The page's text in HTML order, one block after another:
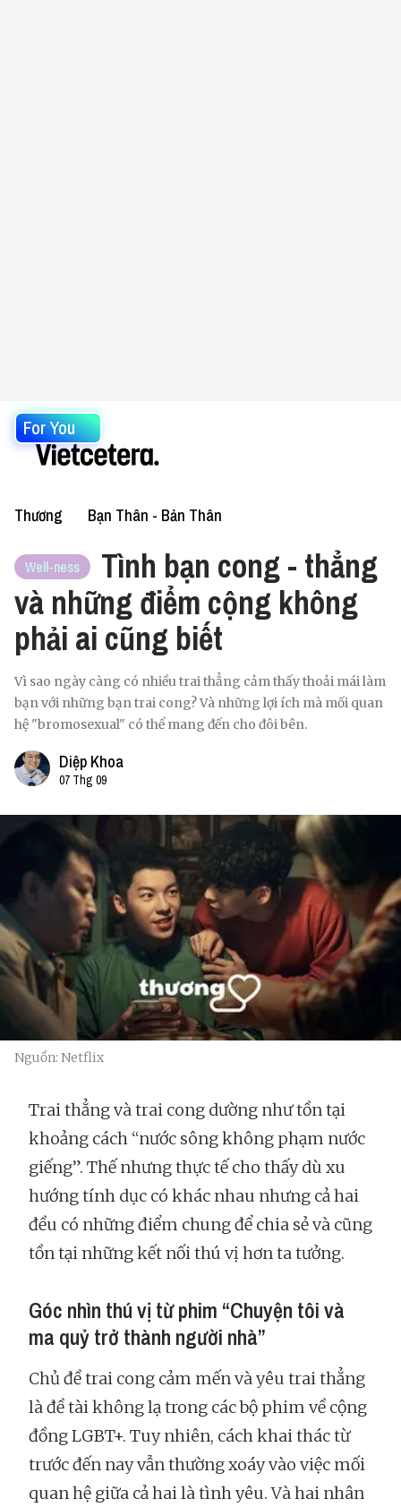
For You
Thương Bạn Thân - Bản Thân
Well-ness
Tình bạn cong - thẳng
và những điểm cộng không
phải ai cũng biết
Vì sao ngày càng có nhiều trai thẳng cảm thấy thoải mái làm
bạn với những bạn trai cong? Và những lợi ích mà mối quan
hệ "bromosexual" có thể mang đến cho đôi bên.
Diệp Khoa
07 Thg 09
Nguồn: Netflix
Trai thẳng và trai cong dường như tồn tại
khoảng cách “nước sông không phạm nước
giếng”. Thế nhưng thực tế cho thấy dù xu
hướng tính dục có khác nhau nhưng cả hai
đều có những điểm chung để chia sẻ và cũng
tồn tại những kết nối thú vị hơn ta tưởng.
Góc nhìn thú vị từ phim “Chuyện tôi và
ma quỷ trở thành người nhà”
Chủ đề trai cong cảm mến và yêu trai thẳng
là đề tài không lạ trong các bộ phim về cộng
đồng LGBT+. Tuy nhiên, cách khai thác từ
trước đến nay vẫn thường xoáy vào việc mối
quan hệ giữa cả hai là tình yêu. Và hai nhân